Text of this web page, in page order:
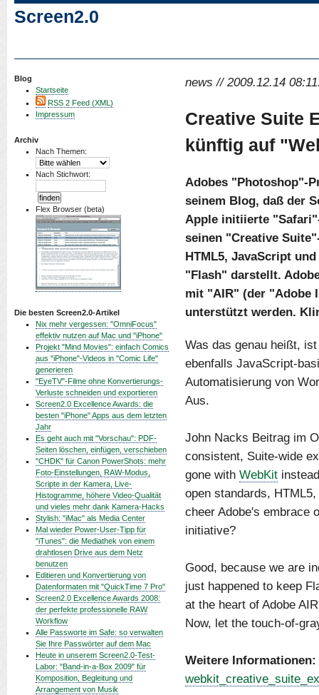
Screen2.0
Blog
Startseite
RSS 2 Feed (XML)
Impressum
Archiv
Nach Themen:
Nach Stichwort:
Flex Browser (beta)
Die besten Screen2.0-Artikel
Nix mehr vergessen: "OmniFocus"
effektiv nutzen auf Mac und "iPhone"
Projekt "Mind Movies": einfach Comics
aus "iPhone"-Videos in "Comic Life"
generieren
"EyeTV"-Filme ohne Konvertierungs-
Verluste schneiden und exportieren
Screen2.0 Excellence Awards: die
besten "iPhone" Apps aus dem letzten
Jahr
Es geht auch mit "Vorschau": PDF-
Seiten löschen, einfügen, verschieben
"CHDK" für Canon PowerShots: mehr
Foto-Einstellungen, RAW-Modus,
Scripte in der Kamera, Live-
Histogramme, höhere Video-Qualität
und vieles mehr dank Kamera-Hacks
Stylish: "iMac" als Media Center
Mal wieder Power-User-Tipp für
"iTunes": die Mediathek von einem
drahtlosen Drive aus dem Netz
benutzen
Editieren und Konvertierung von
Datenformaten mit "QuickTime 7 Pro"
Screen2.0 Excellence Awards 2008:
der perfekte professionelle RAW
Workflow
Alle Passworte im Safe: so verwalten
Sie Ihre Passwörter auf dem Mac
Heute in unserem Screen2.0-Test-
Labor: "Band-in-a-Box 2009" für
Komposition, Begleitung und
Arrangement von Musik
news // 2009.12.14
Creative Suite
künftig auf
Adobes "Photoshop"-
seinem Blog, daß der
Apple initiierte
seinen "Creative
HTML5, JavaScript
"Flash" darstellt.
mit "AIR" (der "Adobe
unterstützt werden.
Was das genau heißt,
ebenfalls JavaScript-
Automatisierung von
Aus.
John Nacks Beitrag im
consistent, Suite-wide
gone with WebKit
open standards,
cheer Adobe's embrace
initiative?
Good, because we are
just happened to keep
at the heart of Adobe
Now, let the touch-of-
Weitere Informationen: